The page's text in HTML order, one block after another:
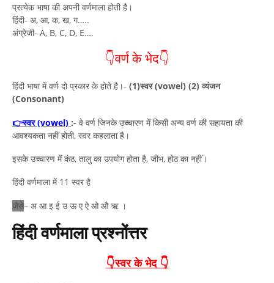
प्रत्येक भाषा की अपनी वर्णमाला होती है।
हिंदी- अ, आ, क, ख, ग…..
अंग्रेजी- A, B, C, D, E….
👇वर्ण के भेद👇
हिंदी भाषा में वर्ण दो प्रकार के होते है।- (1)स्वर (vowel) (2) व्यंजन
(Consonant)
👉स्वर (vowel) :- वे वर्ण जिनके उच्चारण में किसी अन्य वर्ण की सहायता की
आवश्यकता नहीं होती, स्वर कहलाता है।
इसके उच्चारण में कंठ, तालु का उपयोग होता है, जीभ, होठ का नहीं।
हिंदी वर्णमाला में 11 स्वर है
जैसे– अ आ इ ई उ ऊ ए ऐ ओ औ ऋ ।
हिंदी वर्णमाला प्रश्नोंत्तर
👇स्वर के भेद 👇